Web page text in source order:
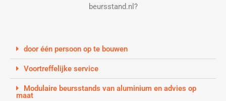
beursstand.nl?
door één persoon op te bouwen
Voortreffelijke service
Modulaire beursstands van aluminium en advies op
maat